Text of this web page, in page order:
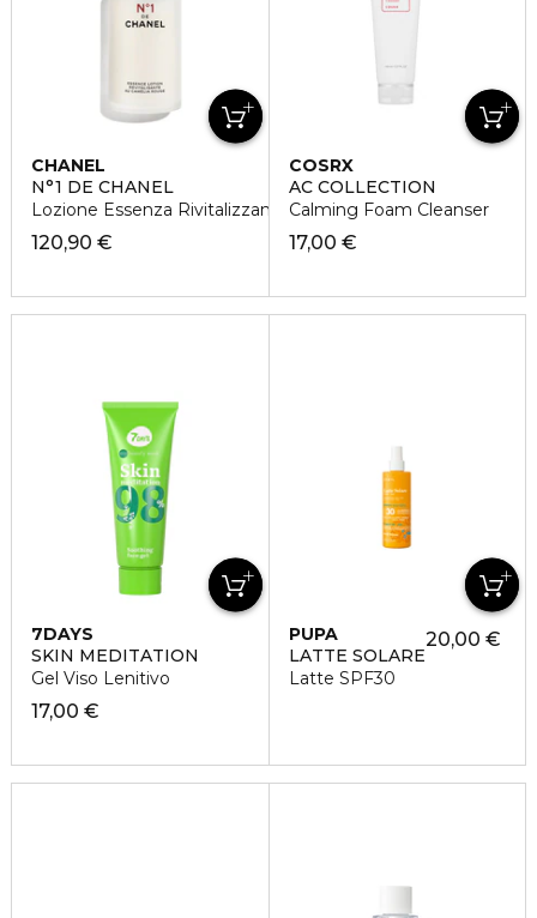
CHANEL
N°1 DE CHANEL
Lozione Essenza Rivitalizzante
120,90 €
COSRX
AC COLLECTION
Calming Foam Cleanser
17,00 €
7DAYS
SKIN MEDITATION
Gel Viso Lenitivo
17,00 €
PUPA
LATTE SOLARE
Latte SPF30
20,00 €